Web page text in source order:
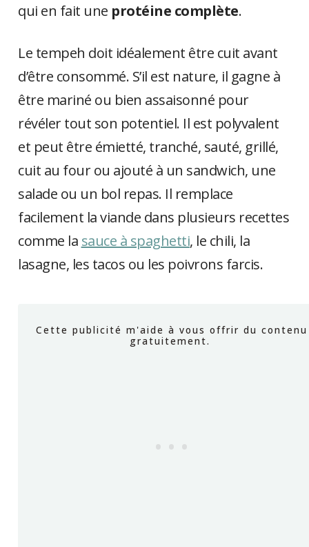
qui en fait une protéine complète.
Le tempeh doit idéalement être cuit avant
d’être consommé. S’il est nature, il gagne à
être mariné ou bien assaisonné pour
révéler tout son potentiel. Il est polyvalent
et peut être émietté, tranché, sauté, grillé,
cuit au four ou ajouté à un sandwich, une
salade ou un bol repas. Il remplace
facilement la viande dans plusieurs recettes
comme la sauce à spaghetti, le chili, la
lasagne, les tacos ou les poivrons farcis.